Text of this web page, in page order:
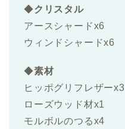
◆クリスタル
アースシャードx6
ウィンドシャードx6
◆素材
ヒッポグリフレザーx3
ローズウッド材x1
モルボルのつるx4